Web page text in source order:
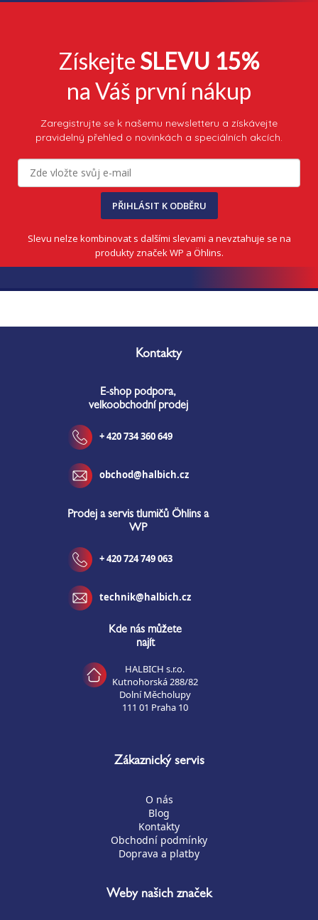
Získejte SLEVU 15%
na Váš první nákup
Zaregistrujte se k našemu newsletteru a získávejte
pravidelný přehled o novinkách a speciálních akcích.
PŘIHLÁSIT K ODBĚRU
Slevu nelze kombinovat s dalšími slevami a nevztahuje se na
produkty značek WP a Öhlins.
Kontakty
E-shop podpora,
velkoobchodní prodej
+ 420 734 360 649
obchod@halbich.cz
Prodej a servis tlumičů Öhlins a
WP
+ 420 724 749 063
technik@halbich.cz
Kde nás můžete
najít
HALBICH s.r.o.
Kutnohorská 288/82
Dolní Měcholupy
111 01 Praha 10
Zákaznický servis
O nás
Blog
Kontakty
Obchodní podmínky
Doprava a platby
Weby našich značek